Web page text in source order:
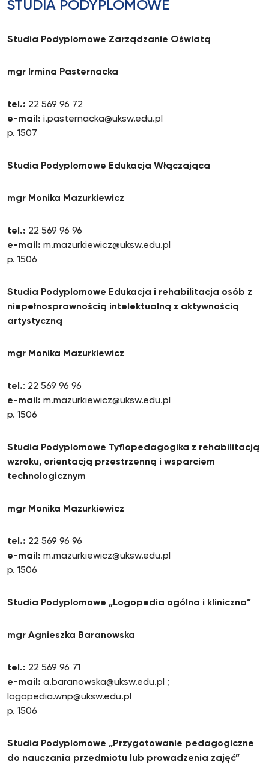
STUDIA PODYPLOMOWE
Studia Podyplomowe Zarządzanie Oświatą
mgr Irmina Pasternacka
tel.: 22 569 96 72
e-mail: i.pasternacka@uksw.edu.pl
p. 1507
Studia Podyplomowe Edukacja Włączająca
mgr Monika Mazurkiewicz
tel.: 22 569 96 96
e-mail: m.mazurkiewicz@uksw.edu.pl
p. 1506
Studia Podyplomowe Edukacja i rehabilitacja osób z
niepełnosprawnością intelektualną z aktywnością
artystyczną
mgr Monika Mazurkiewicz
tel.: 22 569 96 96
e-mail: m.mazurkiewicz@uksw.edu.pl
p. 1506
Studia Podyplomowe Tyflopedagogika z rehabilitacją
wzroku, orientacją przestrzenną i wsparciem
technologicznym
mgr Monika Mazurkiewicz
tel.: 22 569 96 96
e-mail: m.mazurkiewicz@uksw.edu.pl
p. 1506
Studia Podyplomowe „Logopedia ogólna i kliniczna”
mgr Agnieszka Baranowska
tel.: 22 569 96 71
e-mail: a.baranowska@uksw.edu.pl ;
logopedia.wnp@uksw.edu.pl
p. 1506
Studia Podyplomowe „Przygotowanie pedagogiczne
do nauczania przedmiotu lub prowadzenia zajęć”